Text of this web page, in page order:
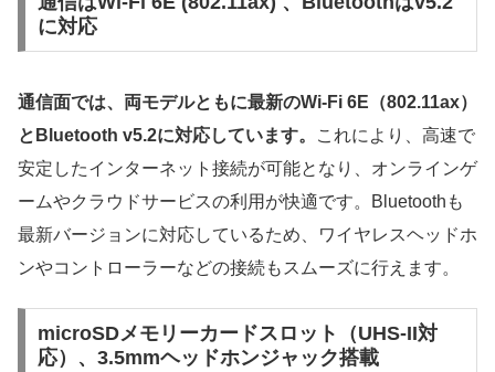
に対応
通信面では、両モデルともに最新のWi-Fi 6E（802.11ax）
とBluetooth v5.2に対応しています。
これにより、高速で
安定したインターネット接続が可能となり、オンラインゲ
ームやクラウドサービスの利用が快適です。Bluetoothも
最新バージョンに対応しているため、ワイヤレスヘッドホ
ンやコントローラーなどの接続もスムーズに行えます。
microSDメモリーカードスロット（UHS-II対
応）、3.5mmヘッドホンジャック搭載